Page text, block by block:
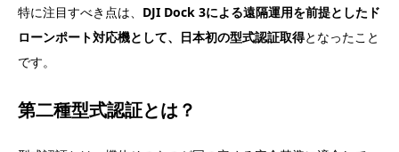
特に注目すべき点は、 DJI Dock 3による遠隔運用を前提としたド
ローンポート対応機として、日本初の型式認証取得となったこと
です。
第二種型式認証とは？